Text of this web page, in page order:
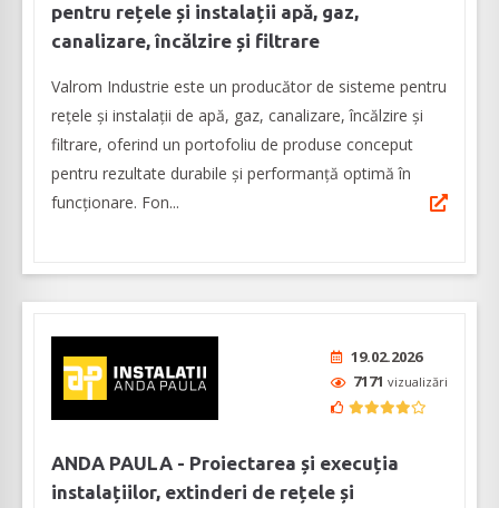
pentru rețele și instalații apă, gaz,
canalizare, încălzire și filtrare
Valrom Industrie este un producător de sisteme pentru
rețele și instalații de apă, gaz, canalizare, încălzire și
filtrare, oferind un portofoliu de produse conceput
pentru rezultate durabile și performanță optimă în
funcționare. Fon...
19.02.2026
7171 vizualizări
ANDA PAULA - Proiectarea și execuția
instalațiilor, extinderi de rețele și